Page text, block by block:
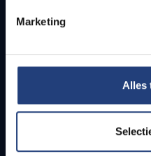
Marketing
Alles
Studenten
PhD-studenten